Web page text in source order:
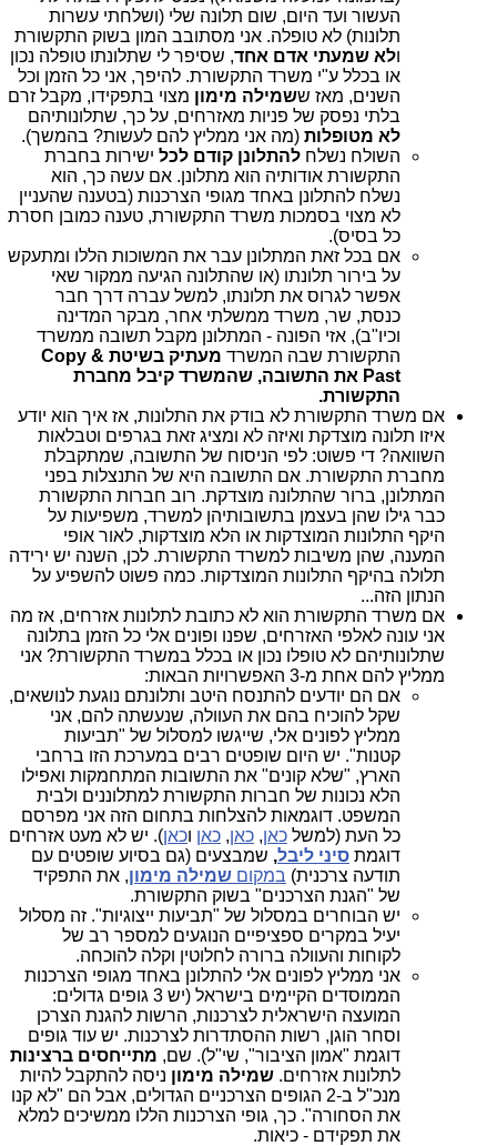
העשור ועד היום, שום תלונה שלי (ושלחתי עשרות
תלונות) לא טופלה. אני מסתובב המון בשוק התקשורת
ולא שמעתי אדם אחד, שסיפר לי שתלונתו טופלה נכון
או בכלל ע"י משרד התקשורת. להיפך, אני כל הזמן וכל
השנים, מאז ששמילה מימון מצוי בתפקידו, מקבל זרם
בלתי נפסק של פניות מאזרחים, על כך, שתלונותיהם
לא מטופלות (מה אני ממליץ להם לעשות? בהמשך).
השולח נשלח להתלונן קודם לכל ישירות בחברת
התקשורת אודותיה הוא מתלונן. אם עשה כך, הוא
נשלח להתלונן באחד מגופי הצרכנות (בטענה שהעניין
לא מצוי בסמכות משרד התקשורת, טענה כמובן חסרת
כל בסיס).
אם בכל זאת המתלונן עבר את המשוכות הללו ומתעקש
על בירור תלונתו (או שהתלונה הגיעה ממקור שאי
אפשר לגרוס את תלונתו, למשל עברה דרך חבר
כנסת, שר, משרד ממשלתי אחר, מבקר המדינה
וכיו"ב), אזי הפונה - המתלונן מקבל תשובה ממשרד
התקשורת שבה המשרד
מעתיק בשיטת Copy &
Past את התשובה, שהמשרד קיבל מחברת
התקשורת.
אם משרד התקשורת לא בודק את התלונות, אז איך הוא יודע
איזו תלונה מוצדקת ואיזה לא ומציג זאת בגרפים וטבלאות
השוואה? די פשוט: לפי הניסוח של התשובה, שמתקבלת
מחברת התקשורת. אם התשובה היא של התנצלות בפני
המתלונן, ברור שהתלונה מוצדקת. רוב חברות התקשורת
כבר גילו שהן בעצמן בתשובותיהן למשרד, משפיעות על
היקף התלונות המוצדקות או הלא מוצדקות, לאור אופי
המענה, שהן משיבות למשרד התקשורת. לכן, השנה יש ירידה
תלולה בהיקף התלונות המוצדקות. כמה פשוט להשפיע על
הנתון הזה...
אם משרד התקשורת הוא לא כתובת לתלונות אזרחים, אז מה
אני עונה לאלפי האזרחים, שפנו ופונים אלי כל הזמן בתלונה
שתלונותיהם לא טופלו נכון או בכלל במשרד התקשורת? אני
ממליץ להם אחת מ-3 האפשרויות הבאות:
אם הם יודעים להתנסח היטב ותלונתם נוגעת לנושאים,
שקל להוכיח בהם את העוולה, שנעשתה להם, אני
ממליץ לפונים אלי, שייגשו למסלול של "תביעות
קטנות". יש היום שופטים רבים במערכת הזו ברחבי
הארץ, "שלא קונים" את התשובות המתחמקות ואפילו
הלא נכונות של חברות התקשורת למתלוננים ולבית
המשפט. דוגמאות להצלחות בתחום הזה אני מפרסם
כל העת (למשל כאן, כאן, כאן וכאן). יש לא מעט אזרחים
דוגמת סיני ליבל, שמבצעים (גם בסיוע שופטים עם
תודעה צרכנית) במקום שמילה מימון, את התפקיד
של "הגנת הצרכנים" בשוק התקשורת.
יש הבוחרים במסלול של "תביעות ייצוגיות". זה מסלול
יעיל במקרים ספציפיים הנוגעים למספר רב של
לקוחות והעוולה ברורה לחלוטין וקלה להוכחה.
אני ממליץ לפונים אלי להתלונן באחד מגופי הצרכנות
הממוסדים הקיימים בישראל (יש 3 גופים גדולים:
המועצה הישראלית לצרכנות, הרשות להגנת הצרכן
וסחר הוגן, רשות ההסתדרות לצרכנות. יש עוד גופים
דוגמת "אמון הציבור", שי"ל). שם, מתייחסים ברצינות
לתלונות אזרחים. שמילה מימון ניסה להתקבל להיות
מנכ"ל ב-2 הגופים הצרכניים הגדולים, אבל הם "לא קנו
את הסחורה". כך, גופי הצרכנות הללו ממשיכים למלא
את תפקידם - כיאות.